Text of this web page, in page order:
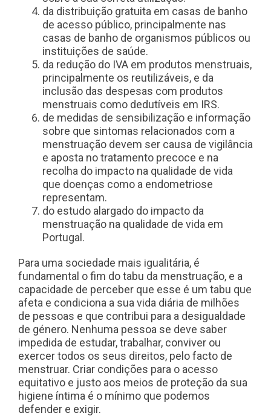
da distribuição gratuita em casas de banho
de acesso público, principalmente nas
casas de banho de organismos públicos ou
instituições de saúde.
da redução do IVA em produtos menstruais,
principalmente os reutilizáveis, e da
inclusão das despesas com produtos
menstruais como dedutíveis em IRS.
de medidas de sensibilização e informação
sobre que sintomas relacionados com a
menstruação devem ser causa de vigilância
e aposta no tratamento precoce e na
recolha do impacto na qualidade de vida
que doenças como a endometriose
representam.
do estudo alargado do impacto da
menstruação na qualidade de vida em
Portugal.
Para uma sociedade mais igualitária, é
fundamental o fim do tabu da menstruação, e a
capacidade de perceber que esse é um tabu que
afeta e condiciona a sua vida diária de milhões
de pessoas e que contribui para a desigualdade
de género. Nenhuma pessoa se deve saber
impedida de estudar, trabalhar, conviver ou
exercer todos os seus direitos, pelo facto de
menstruar. Criar condições para o acesso
equitativo e justo aos meios de proteção da sua
higiene íntima é o mínimo que podemos
defender e exigir.